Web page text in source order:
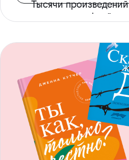
Тысячи произведений
с доступом офлайн